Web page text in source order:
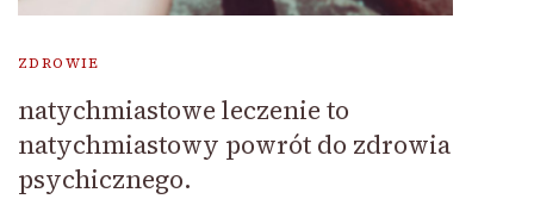
ZDROWIE
natychmiastowe leczenie to
natychmiastowy powrót do zdrowia
psychicznego.